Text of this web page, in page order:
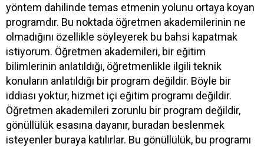
yöntem dahilinde temas etmenin yolunu ortaya koyan
programdır. Bu noktada öğretmen akademilerinin ne
olmadığını özellikle söyleyerek bu bahsi kapatmak
istiyorum. Öğretmen akademileri, bir eğitim
bilimlerinin anlatıldığı, öğretmenlikle ilgili teknik
konuların anlatıldığı bir program değildir. Böyle bir
iddiası yoktur, hizmet içi eğitim programı değildir.
Öğretmen akademileri zorunlu bir program değildir,
gönüllülük esasına dayanır, buradan beslenmek
isteyenler buraya katılırlar. Bu gönüllülük, bu programı